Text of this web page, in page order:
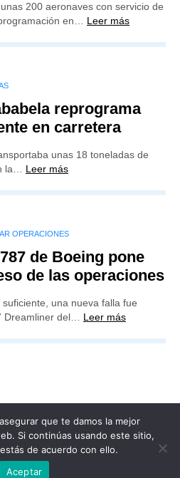
200 aeronaves con servicio de
en… Leer más
reprograma
en carretera
unas 18 toneladas de
la… Leer más
OPERACIONES
de Boeing pone
de las operaciones
una nueva falla fue
Dreamliner del… Leer más
que te damos la mejor
Si continúas usando este sitio,
de acuerdo con ello.
Aceptar
Redacción Contacto
Todos los derechos reservados